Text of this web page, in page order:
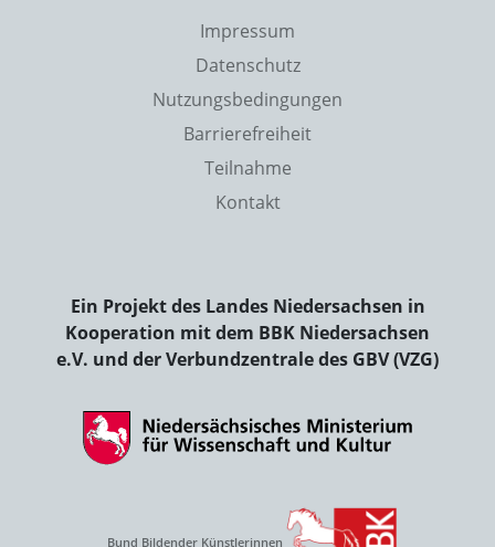
Impressum
Datenschutz
Nutzungsbedingungen
Barrierefreiheit
Teilnahme
Kontakt
Ein Projekt des Landes Niedersachsen in
Kooperation mit dem BBK Niedersachsen
e.V. und der Verbundzentrale des GBV (VZG)
Bund Bildender Künstlerinnen